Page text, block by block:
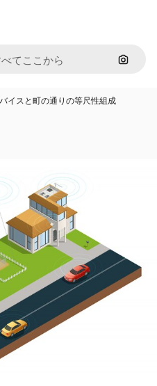
画像で
イスと町の通りの等尺性組成